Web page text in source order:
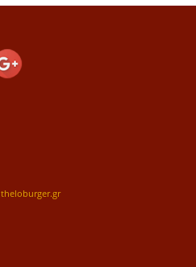
theloburger.gr